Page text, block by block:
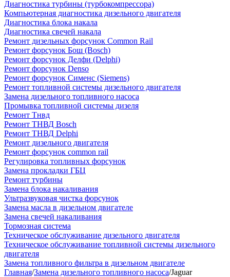
Диагностика турбины (турбокомпрессора)
Компьютерная диагностика дизельного двигателя
Диагностика блока накала
Диагностика свечей накала
Ремонт дизельных форсунок Common Rail
Ремонт форсунок Бош (Bosch)
Ремонт форсунок Делфи (Delphi)
Ремонт форсунок Denso
Ремонт форсунок Сименс (Siemens)
Ремонт топливной системы дизельного двигателя
Замена дизельного топливного насоса
Промывка топливной системы дизеля
Ремонт Тнвд
Ремонт ТНВД Bosch
Ремонт ТНВД Delphi
Ремонт дизельного двигателя
Ремонт форсунок common rail
Регулировка топливных форсунок
Замена прокладки ГБЦ
Ремонт турбины
Замена блока накаливания
Ультразвуковая чистка форсунок
Замена масла в дизельном двигателе
Замена свечей накаливания
Тормозная система
Техническое обслуживание дизельного двигателя
Техническое обслуживание топливной системы дизельного
двигателя
Замена топливного фильтра в дизельном двигателе
Главная/Замена дизельного топливного насоса/Jaguar